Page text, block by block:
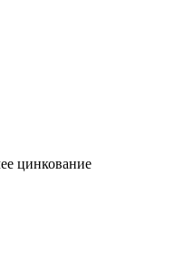
цинкование